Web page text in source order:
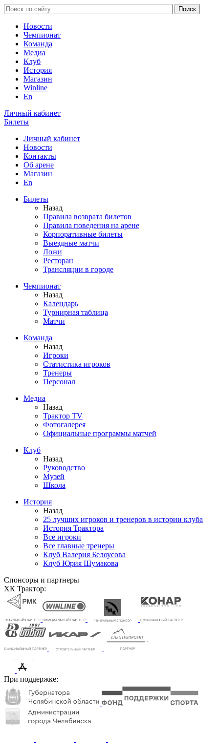
Новости
Чемпионат
Команда
Медиа
Клуб
История
Магазин
Winline
En
Личный кабинет
Билеты
Личный кабинет
Новости
Контакты
Об арене
Магазин
En
Билеты
Назад
Правила возврата билетов
Правила поведения на арене
Корпоративные билеты
Выездные матчи
Ложи
Ресторан
Трансляции в городе
Чемпионат
Назад
Календарь
Турнирная таблица
Матчи
Команда
Назад
Игроки
Статистика игроков
Тренеры
Персонал
Медиа
Назад
Трактор TV
Фотогалерея
Официальные программы матчей
Клуб
Назад
Руководство
Музей
Школа
История
Назад
25 лучших игроков и тренеров в истории клуба
История Трактора
Все игроки
Все главные тренеры
Клуб Валерия Белоусова
Клуб Юрия Шумакова
Спонсоры и партнеры
ХК Трактор:
При поддержке: